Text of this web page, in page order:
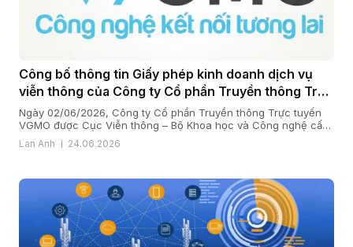
Công bố thông tin Giấy phép kinh doanh dịch vụ
viễn thông của Công ty Cổ phần Truyền thông Trực
tuyến VGMO
Ngày 02/06/2026, Công ty Cổ phần Truyền thông Trực tuyến
VGMO được Cục Viễn thông – Bộ Khoa học và Công nghệ cấp
Giấy phép kinh doanh dịch vụ viễn thông số 180/GP-CVT. Thực
hiện quy định tại khoản 6 Điều 35 Nghị định số 163/2024/NĐ-
Lan Anh 24.06.2026